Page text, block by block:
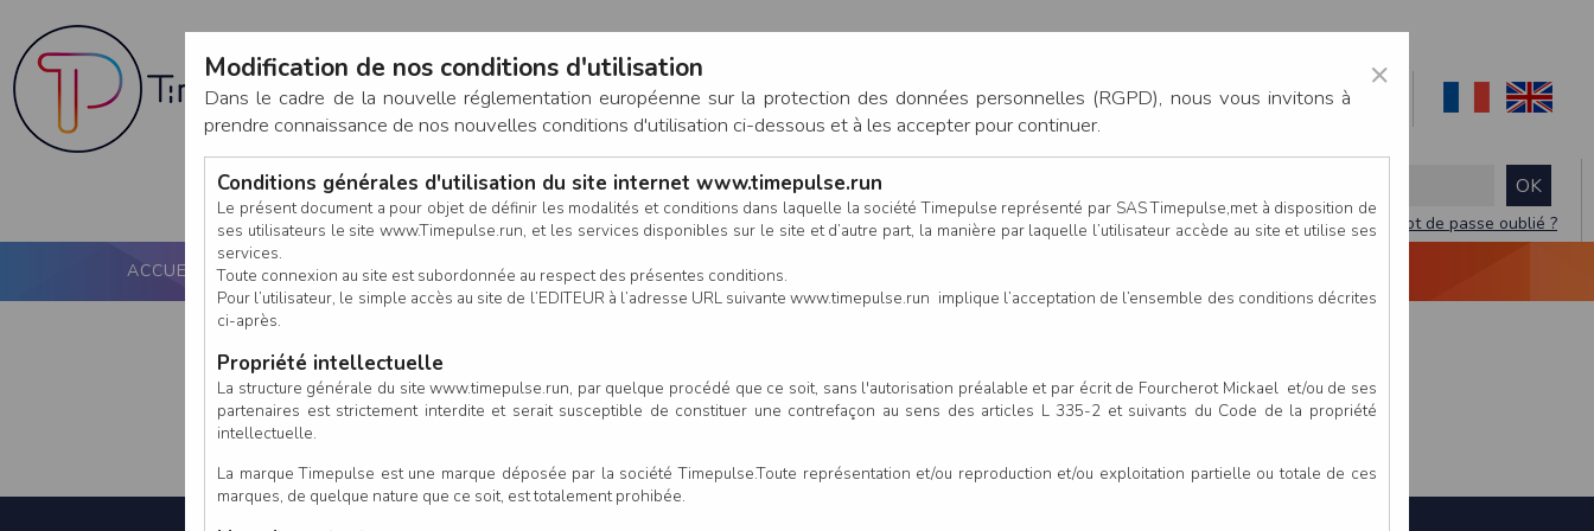
CONNEXION
Mot de passe oublié ?
ACCUEIL PUCE ACTIVE NOS SERVICES CALENDRIER RÉSULTATS
×
Modification de nos conditions d'utilisation
Dans le cadre de la nouvelle réglementation européenne sur la protection des données personnelles (RGPD), nous vous invitons à
prendre connaissance de nos nouvelles conditions d'utilisation ci-dessous et à les accepter pour continuer.
Conditions générales d'utilisation du site internet www.timepulse.run
Le présent document a pour objet de définir les modalités et conditions dans laquelle la société Timepulse représenté par SAS Timepulse,met à disposition de
ses utilisateurs le site www.Timepulse.run, et les services disponibles sur le site et d’autre part, la manière par laquelle l’utilisateur accède au site et utilise ses
services.
Toute connexion au site est subordonnée au respect des présentes conditions.
Pour l’utilisateur, le simple accès au site de l’EDITEUR à l’adresse URL suivante www.timepulse.run implique l’acceptation de l’ensemble des conditions décrites
ci-après.
Propriété intellectuelle
La structure générale du site www.timepulse.run, par quelque procédé que ce soit, sans l'autorisation préalable et par écrit de Fourcherot Mickael et/ou de ses
partenaires est strictement interdite et serait susceptible de constituer une contrefaçon au sens des articles L 335-2 et suivants du Code de la propriété
intellectuelle.
La marque Timepulse est une marque déposée par la société Timepulse.Toute représentation et/ou reproduction et/ou exploitation partielle ou totale de ces
marques, de quelque nature que ce soit, est totalement prohibée.